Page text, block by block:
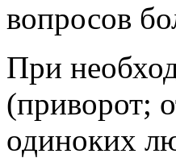
вопросов
При
(приворот;
одиноких